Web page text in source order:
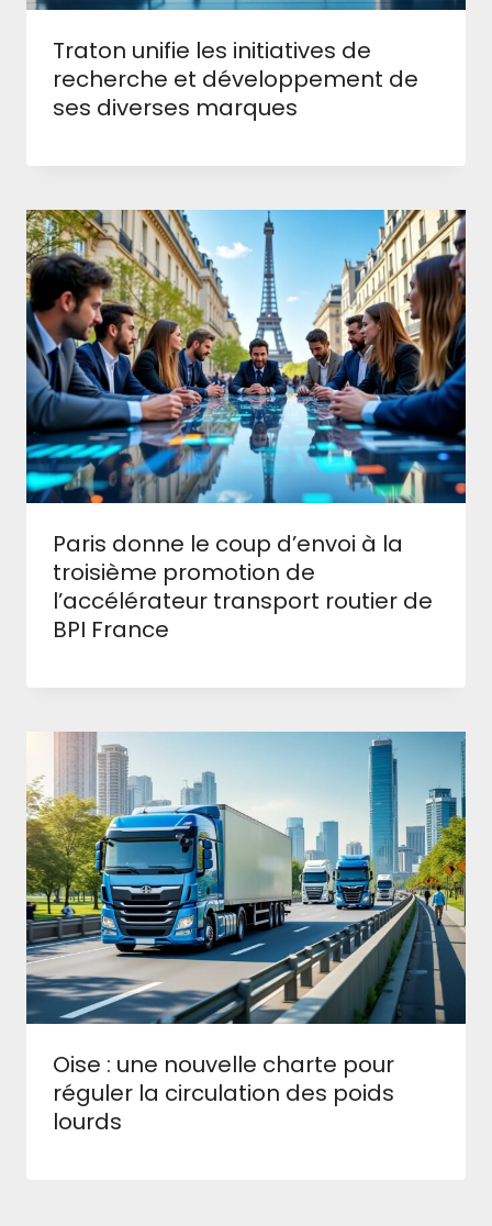
Traton unifie les initiatives de
recherche et développement de
ses diverses marques
Paris donne le coup d’envoi à la
troisième promotion de
l’accélérateur transport routier de
BPI France
Oise : une nouvelle charte pour
réguler la circulation des poids
lourds